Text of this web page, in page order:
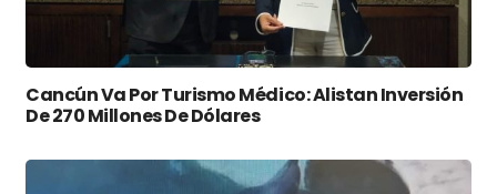
Cancún Va Por Turismo Médico: Alistan Inversión
De 270 Millones De Dólares